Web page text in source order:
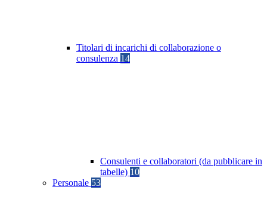
Titolari di incarichi di collaborazione o
consulenza 14
Consulenti e collaboratori (da pubblicare in
tabelle) 10
Personale 53